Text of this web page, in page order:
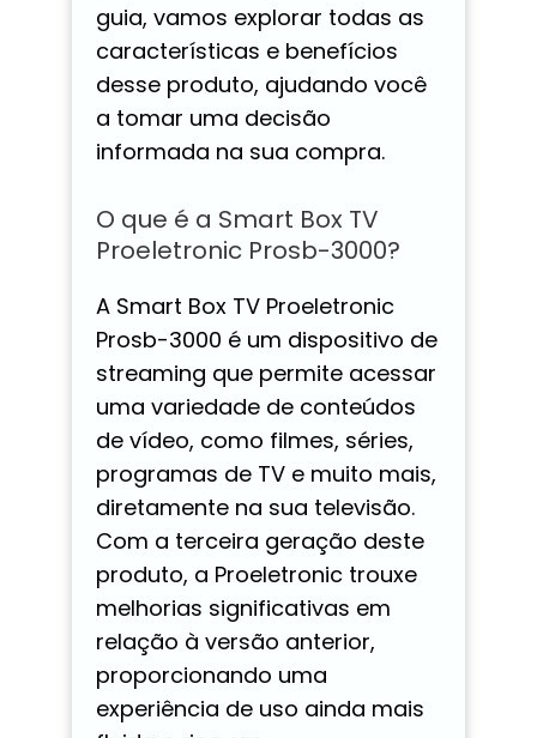
guia, vamos explorar todas as
características e benefícios
desse produto, ajudando você
a tomar uma decisão
informada na sua compra.
O que é a Smart Box TV
Proeletronic Prosb-3000?
A Smart Box TV Proeletronic
Prosb-3000 é um dispositivo de
streaming que permite acessar
uma variedade de conteúdos
de vídeo, como filmes, séries,
programas de TV e muito mais,
diretamente na sua televisão.
Com a terceira geração deste
produto, a Proeletronic trouxe
melhorias significativas em
relação à versão anterior,
proporcionando uma
experiência de uso ainda mais